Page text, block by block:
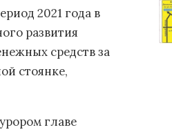
2021 года в
развития
средств за
стоянке,
главе